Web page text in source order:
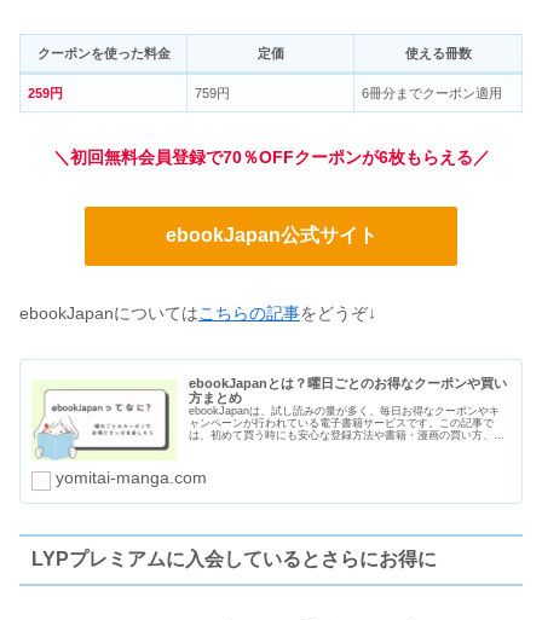
クーポンを使った料金 定価 使える冊数
259円 759円 6冊分までクーポン適用
＼初回無料会員登録で70％OFFクーポンが6枚もらえる／
ebookJapan公式サイト
ebookJapanについてはこちらの記事をどうぞ↓
ebookJapanとは？曜日ごとのお得なクーポンや買い
方まとめ
ebookJapanは、試し読みの量が多く、毎日お得なクーポンやキ
ャンペーンが行われている電子書籍サービスです。この記事で
は、初めて買う時にも安心な登録方法や書籍・漫画の買い方、曜
yomitai-manga.com
LYPプレミアムに入会しているとさらにお得に